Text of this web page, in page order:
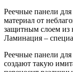
Реечные панели
материал от
защитным слоем из
Ламинация –
Реечные панели
создают такую